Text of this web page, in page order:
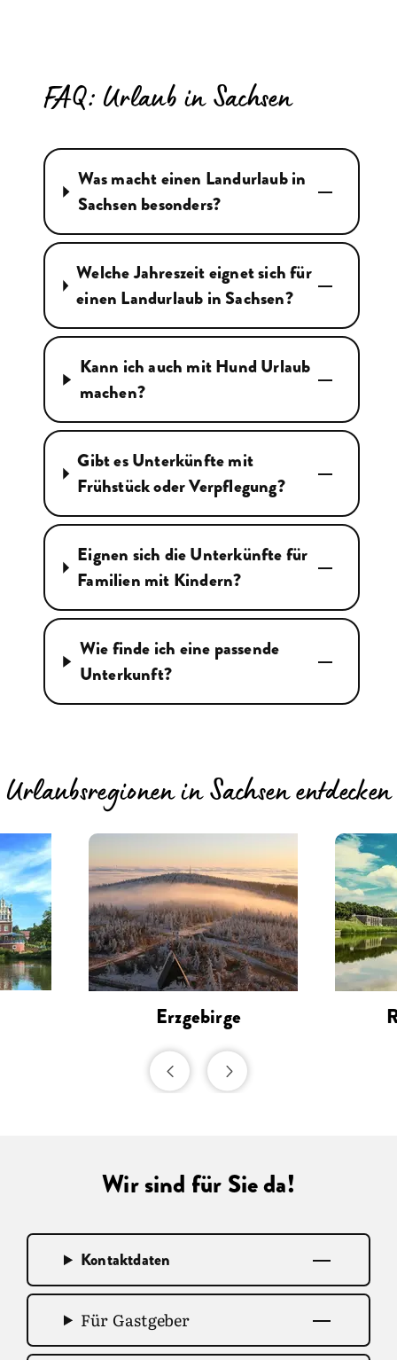
FAQ: Urlaub in Sachsen
Was macht einen Landurlaub in
Sachsen besonders?
Welche Jahreszeit eignet sich für
einen Landurlaub in Sachsen?
Kann ich auch mit Hund Urlaub
machen?
Gibt es Unterkünfte mit
Frühstück oder Verpflegung?
Eignen sich die Unterkünfte für
Familien mit Kindern?
Wie finde ich eine passende
Unterkunft?
Urlaubsregionen in Sachsen entdecken
Erzgebirge
Wir sind für Sie da!
Kontaktdaten
Für Gastgeber